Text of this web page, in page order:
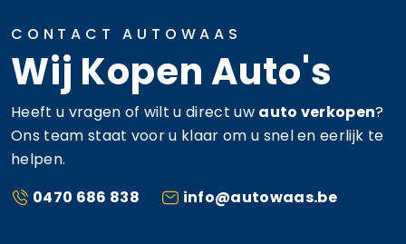
CONTACT AUTOWAAS
Wij Kopen Auto's
Heeft u vragen of wilt u direct uw auto verkopen?
Ons team staat voor u klaar om u snel en eerlijk te
helpen.
0470 686 838
info@autowaas.be